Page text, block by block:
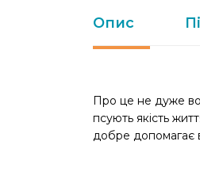
Опис
Про це не дуже
псують якість
добре допомагає